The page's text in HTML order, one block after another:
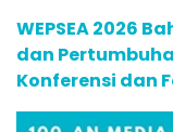
WEPSEA 2026
dan
Konferensi dan